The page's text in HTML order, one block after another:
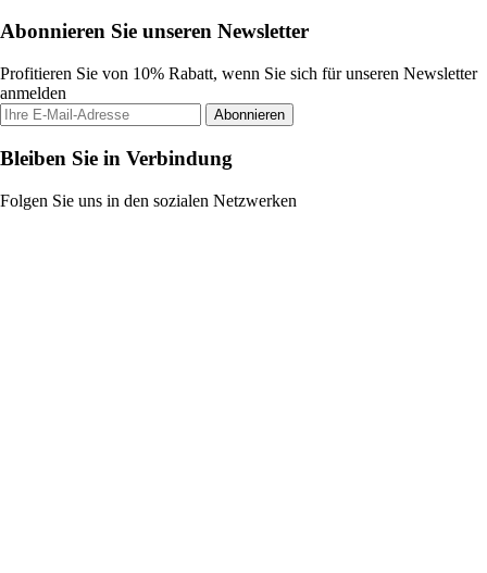
Abonnieren Sie unseren Newsletter
Profitieren Sie von 10% Rabatt, wenn Sie sich für unseren Newsletter
anmelden
Abonnieren
Bleiben Sie in Verbindung
Folgen Sie uns in den sozialen Netzwerken